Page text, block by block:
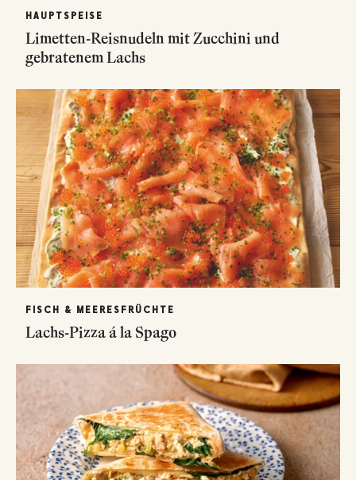
HAUPTSPEISE
Limetten-Reisnudeln mit Zucchini und
gebratenem Lachs
FISCH & MEERESFRÜCHTE
Lachs-Pizza á la Spago